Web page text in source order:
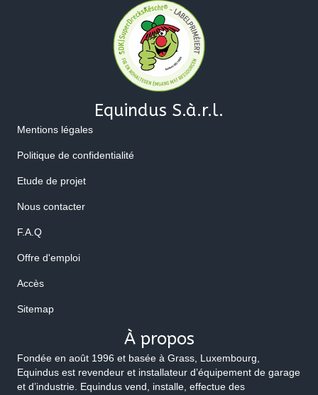
Equindus S.à.r.l.
Mentions légales
Politique de confidentialité
Etude de projet
Nous contacter
F.A.Q
Offre d'emploi
Accès
Sitemap
À propos
Fondée en août 1996 et basée à Grass, Luxembourg,
Equindus est revendeur et installateur d’équipement de garage
et d’industrie. Equindus vend, installe, effectue des